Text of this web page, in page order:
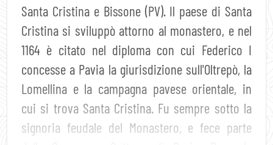
Santa Cristina e Bissone (PV). Il paese di Santa
Cristina si sviluppò attorno al monastero, e nel
1164 è citato nel diploma con cui Federico I
concesse a Pavia la giurisdizione sull'Oltrepò, la
Lomellina e la campagna pavese orientale, in
cui si trova Santa Cristina. Fu sempre sotto la
signoria feudale del Monastero, e fece parte